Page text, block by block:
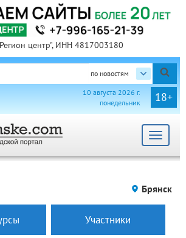
центр", ИНН 4817003180
по новостям
18+
10 августа 2026 г.
понедельник
Toggle
Брянск
Участники